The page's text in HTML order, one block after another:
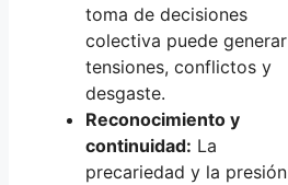
toma de decisiones
colectiva puede generar
tensiones, conflictos y
desgaste.
Reconocimiento y
continuidad: La
precariedad y la presión